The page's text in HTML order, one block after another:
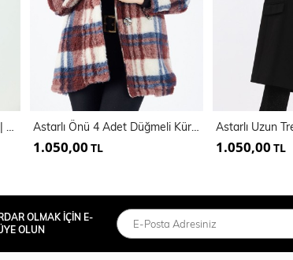
6 Düğmeli İçi Astarlı Trençkot | Kbn34605Yn Astarlı Önü 4 Adet Düğmeli Kürk Kaban
1.050,00 TL 1.050,00 TL
OLMAK İÇİN E-
OLUN